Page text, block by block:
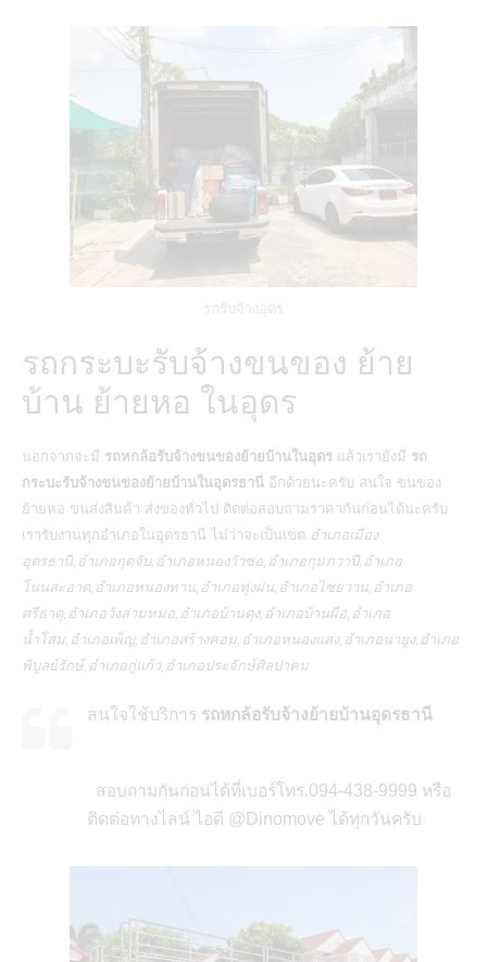
รถรับจ้างอุดร
รถกระบะรับจ้างขนของ ย้าย
บ้าน ย้ายหอ ในอุดร
นอกจากจะมี รถหกล้อรับจ้างขนของย้ายบ้านในอุดร แล้วเรายังมี รถ
กระบะรับจ้างขนของย้ายบ้านในอุดรธานี อีกด้วยนะครับ สนใจ ขนของ
ย้ายหอ ขนส่งสินค้า ส่งของทั่วไป ติดต่อสอบถามราคากันก่อนได้นะครับ
เรารับงานทุกอำเภอในอุดรธานี ไม่ว่าจะเป็นเขต อำเภอเมือง
อุดรธานี,อำเภอกุดจับ,อำเภอหนองวัวซอ,อำเภอกุมภวาปี,อำเภอ
โนนสะอาด,อำเภอหนองหาน,อำเภอทุ่งฝน,อำเภอไชยวาน,อำเภอ
ศรีธาตุ,อำเภอวังสามหมอ,อำเภอบ้านดุง,อำเภอบ้านผือ,อำเภอ
น้ำโสม,อำเภอเพ็ญ,อำเภอสร้างคอม,อำเภอหนองแสง,อำเภอนายูง,อำเภอ
พิบูลย์รักษ์,อำเภอกู่แก้ว,อำเภอประจักษ์ศิลปาคม
สนใจใช้บริการ รถหกล้อรับจ้างย้ายบ้านอุดรธานี
สอบถามกันก่อนได้ที่เบอร์โทร.094-438-9999 หรือ
ติดต่อทางไลน์ ไอดี @Dinomove ได้ทุกวันครับ